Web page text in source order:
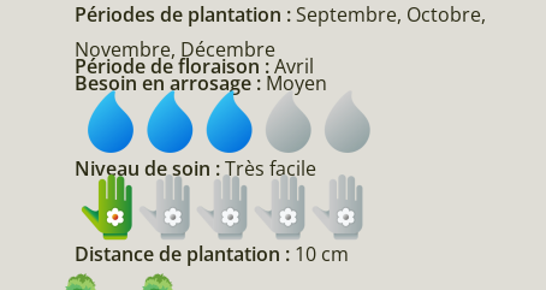
Périodes de plantation :Septembre, Octobre,
Novembre, Décembre
Période de floraison :Avril
Besoin en arrosage : Moyen
Niveau de soin :Très facile
Distance de plantation : 10 cm